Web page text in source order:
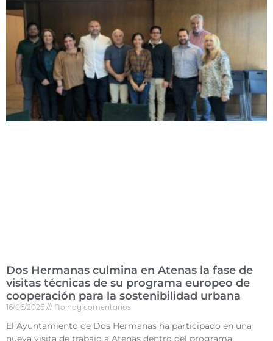
Dos Hermanas culmina en Atenas la fase de
visitas técnicas de su programa europeo de
cooperación para la sostenibilidad urbana
16/06/2026 No hay comentarios
El Ayuntamiento de Dos Hermanas ha participado en una
nueva visita de trabajo a Atenas dentro del programa